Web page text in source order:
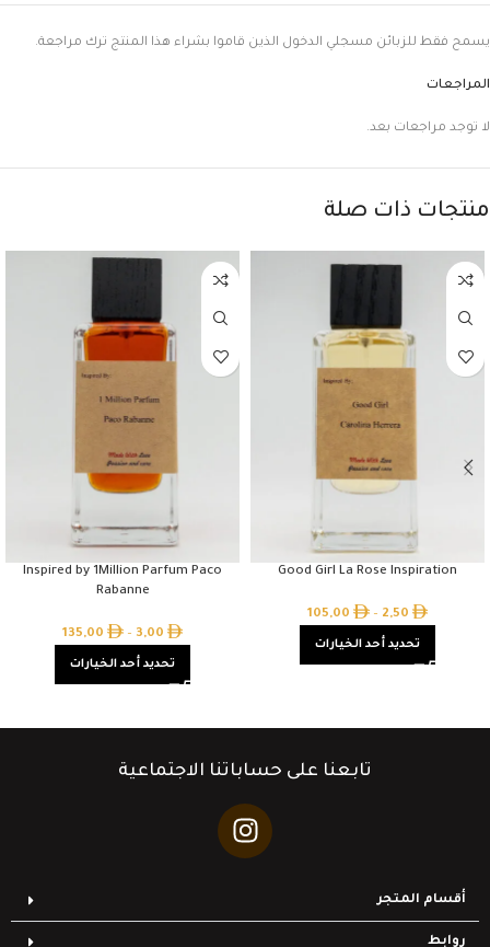
المراجعات
لا توجد مراجعات بعد.
يسمح فقط للزبائن مسجلي الدخول الذين قاموا بشراء هذا المنتج ترك مراجعة.
منتجات ذات صلة
Good Girl La Rose Inspiration
2,50
–
105,00
تحديد أحد الخيارات
Inspired by 1Million Parfum Paco
Rabanne
3,00
–
135,00
تحديد أحد الخيارات
تابعنا على حساباتنا الاجتماعية
أقسام المتجر
روابط